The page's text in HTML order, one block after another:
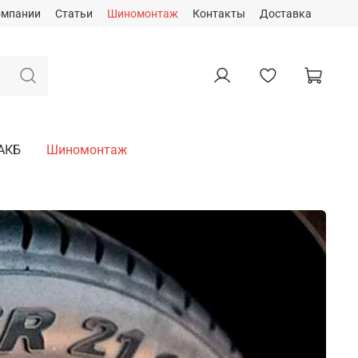
Статьи Шиномонтаж Контакты Доставка
Шиномонтаж